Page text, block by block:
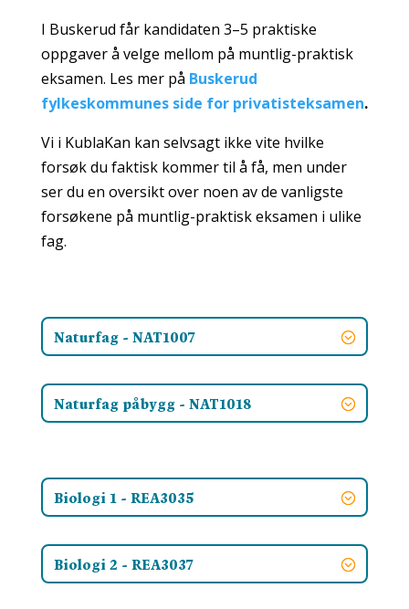
I Buskerud får kandidaten 3–5 praktiske
oppgaver å velge mellom på muntlig-praktisk
eksamen. Les mer på Buskerud
fylkeskommunes side for privatisteksamen.
Vi i KublaKan kan selvsagt ikke vite hvilke
forsøk du faktisk kommer til å få, men under
ser du en oversikt over noen av de vanligste
forsøkene på muntlig-praktisk eksamen i ulike
fag.
Naturfag - NAT1007
Naturfag påbygg - NAT1018
Biologi 1 - REA3035
Biologi 2 - REA3037